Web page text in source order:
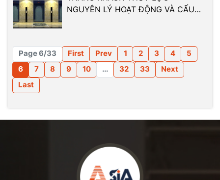
NGUYÊN LÝ HOẠT ĐỘNG VÀ CẤU
Page 6/33 First Prev 1 2 3 4
5
6
7 8 9 10 ... 32 33
Next
Last